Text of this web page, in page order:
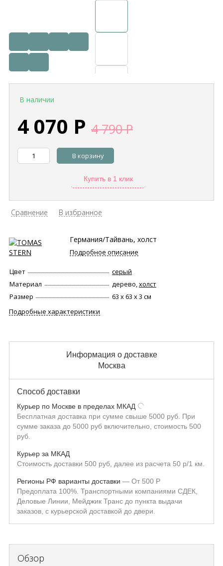
В наличии
4 070 Р 4 790Р
В корзину
Купить в 1 клик
Сравнение В избранное
Германия/Тайвань, холст
Подробное описание
Цвет
серый
Материал
дерево,холст
Размер
63 х 63 х 3 см
Подробные характеристики
Информация о доставке
Москва
Способ доставки
Курьер по Москве в пределах МКАД
Бесплатная доставка при сумме свыше 5000 руб. При
сумме заказа до 5000 руб включительно, стоимость 500
руб.
Курьер за МКАД
Стоимость доставки 500 руб, далее из расчета 50 р/1 км.
Регионы РФ варианты доставки От 500 Р
Предоплата 100%. Транспортными компаниями СДЕК,
Деловые Линии, Мейджик Транс до пункта выдачи
заказов, с курьерской доставкой до двери.
Обзор